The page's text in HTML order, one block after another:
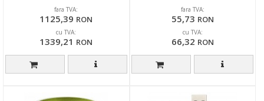
fara TVA:
1125,39 RON
cu TVA:
1339,21 RON
fara TVA:
55,73 RON
cu TVA:
66,32 RON